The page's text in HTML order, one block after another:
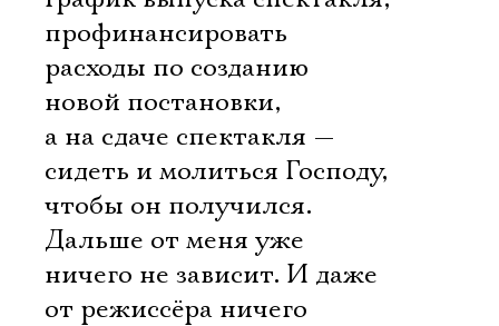
профинансировать
расходы по созданию
новой постановки,
а на сдаче спектакля —
сидеть и молиться Господу,
чтобы он получился.
Дальше от меня уже
ничего не зависит. И даже
от режиссёра ничего